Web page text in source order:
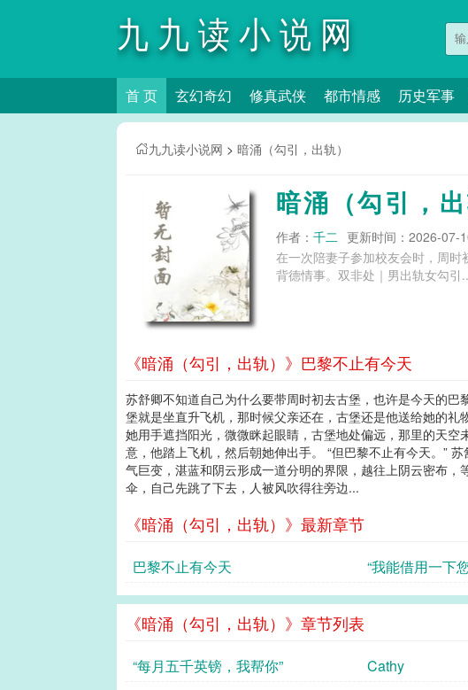
九九读小说网
首 页 玄幻奇幻 修真武侠 都市情感 历史军事
九九读小说网 > 暗涌（勾引，出轨）
暗涌（勾引，出
作者： 千二 更新时间：2026-07-
在一次陪妻子参加校友会时，周
背德情事。双非处｜男出轨女勾引
《暗涌（勾引，出轨）》巴黎不止有今天
苏舒卿不知道自己为什么要带周时初去古堡，也许是今天的
堡就是坐直升飞机，那时候父亲还在，古堡还是他送给她的
她用手遮挡阳光，微微眯起眼睛，古堡地处偏远，那里的天空
意，他踏上飞机，然后朝她伸出手。 “但巴黎不止有今天。”
气巨变，湛蓝和阴云形成一道分明的界限，越往上阴云密布
伞，自己先跳了下去，人被风吹得往旁边...
《暗涌（勾引，出轨）》最新章节
巴黎不止有今天 “我能借用一下
《暗涌（勾引，出轨）》章节列表
“每月五千英镑，我帮你” Cathy